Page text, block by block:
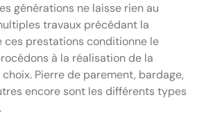
générations ne laisse rien au
travaux précédant la
ces prestations conditionne le
à la réalisation de la
Pierre de parement, bardage,
encore sont les différents types